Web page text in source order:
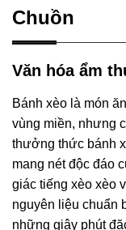
Chuồn
Văn hóa ẩm
Bánh xèo là món
vùng miền, nhưng
thưởng thức bánh
mang nét độc đáo
giác tiếng xèo xèo
nguyên liệu chuẩn
những giây phút